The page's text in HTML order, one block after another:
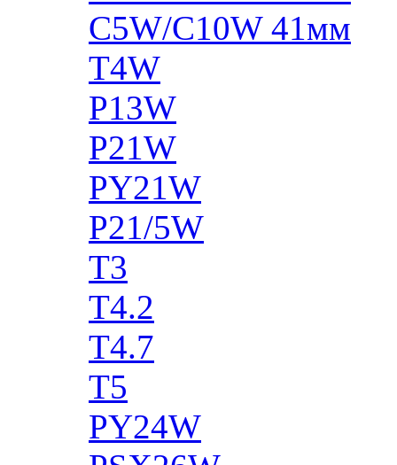
C5W/C10W 41мм
T4W
P13W
P21W
PY21W
P21/5W
T3
T4.2
T4.7
T5
PY24W